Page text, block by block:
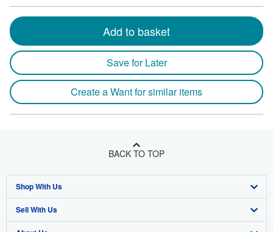
Add to basket
Save for Later
Create a Want for similar items
BACK TO TOP
Shop With Us
Advanced Search
Sell With Us